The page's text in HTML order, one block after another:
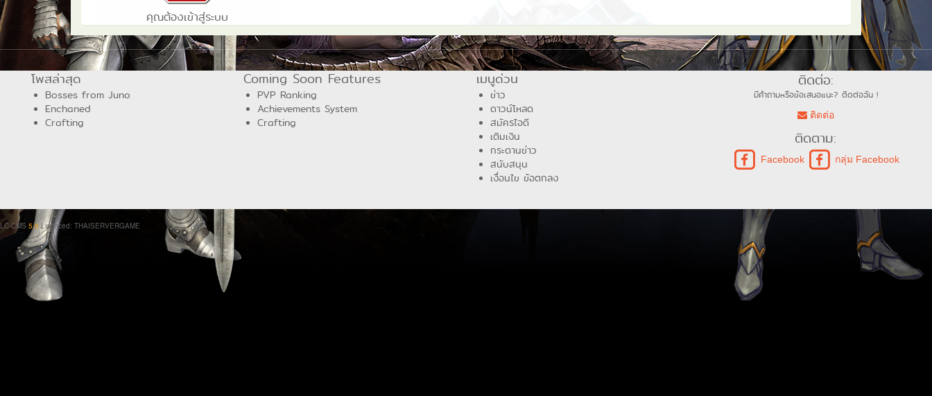
คุณต้องเข้าสู่ระบบ
โพสล่าสุด
Bosses from Juno
Enchaned
Crafting
Coming Soon Features
PVP Ranking
Achievements System
Crafting
เมนูด่วน
ข่าว
ดาวน์โหลด
สมัครไอดี
เติมเงิน
กระดานข่าว
สนับสนุน
เงื่อนไข ข้อตกลง
ติดต่อ:
มีคำถามหรือข้อเสนอแนะ? ติดต่อฉัน !
ติดต่อ
ติดตาม:
Facebook กลุ่ม Facebook
LC-CMS 5.0Licenced: THAISERVERGAME